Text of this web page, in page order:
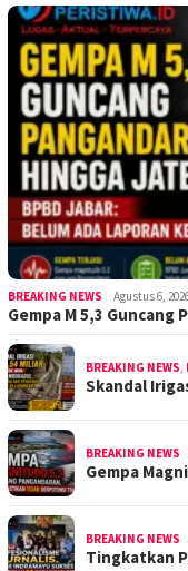
BREAKING NEWS Agustus 6,
Gempa M 5,3
BREAKING NEWS,
Skandal
BREAKING NEWS
Gempa
BREAKING NEWS
Tingkatkan